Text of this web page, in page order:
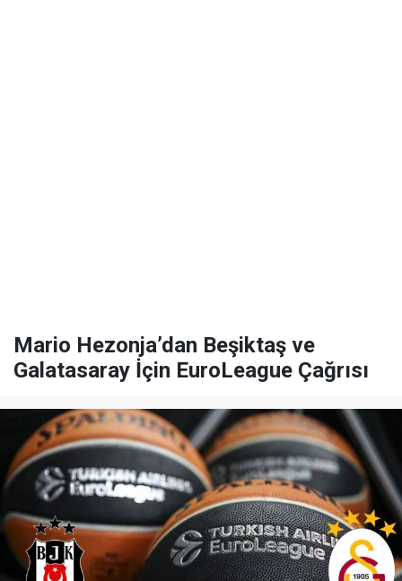
Mario Hezonja’dan Beşiktaş ve
Galatasaray İçin EuroLeague Çağrısı